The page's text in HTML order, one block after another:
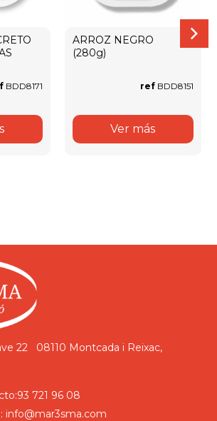
BDD8171
ARROZ NEGRO
(280g)
refBDD8151
Ver más
22
08110 Montcada i Reixac,
93 721 96 08
info@mar3sma.com